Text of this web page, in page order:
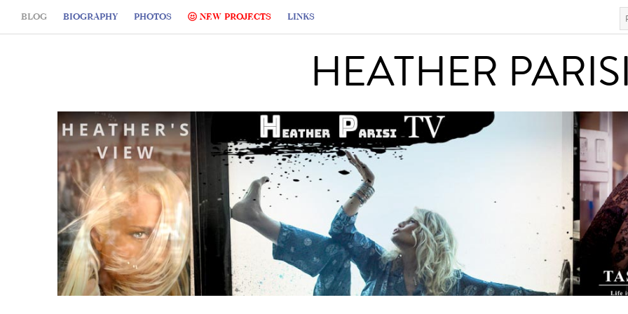
BLOG BIOGRAPHY PHOTOS NEW PROJECTS LINKS
HEATHER